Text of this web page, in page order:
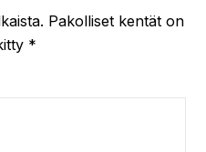
Pakolliset kentät on
*